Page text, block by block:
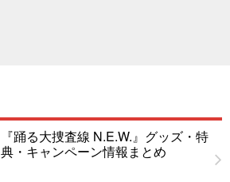
『踊る大捜査線 N.E.W.』グッズ・特
典・キャンペーン情報まとめ